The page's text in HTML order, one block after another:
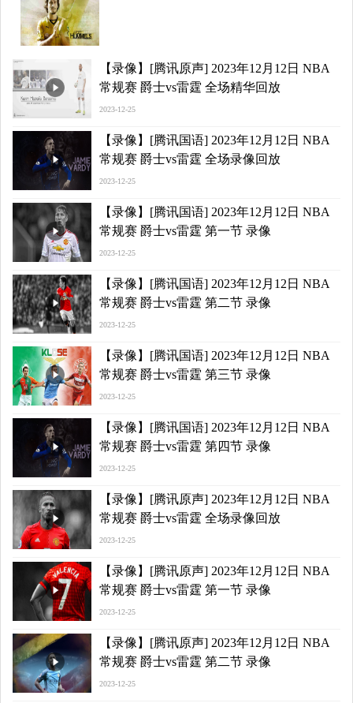
【录像】[腾讯原声] 2023年12月12日 NBA
常规赛 爵士vs雷霆 全场精华回放
2023-12-25
【录像】[腾讯国语] 2023年12月12日 NBA
常规赛 爵士vs雷霆 全场录像回放
2023-12-25
【录像】[腾讯国语] 2023年12月12日 NBA
常规赛 爵士vs雷霆 第一节 录像
2023-12-25
【录像】[腾讯国语] 2023年12月12日 NBA
常规赛 爵士vs雷霆 第二节 录像
2023-12-25
【录像】[腾讯国语] 2023年12月12日 NBA
常规赛 爵士vs雷霆 第三节 录像
2023-12-25
【录像】[腾讯国语] 2023年12月12日 NBA
常规赛 爵士vs雷霆 第四节 录像
2023-12-25
【录像】[腾讯原声] 2023年12月12日 NBA
常规赛 爵士vs雷霆 全场录像回放
2023-12-25
【录像】[腾讯原声] 2023年12月12日 NBA
常规赛 爵士vs雷霆 第一节 录像
2023-12-25
【录像】[腾讯原声] 2023年12月12日 NBA
常规赛 爵士vs雷霆 第二节 录像
2023-12-25